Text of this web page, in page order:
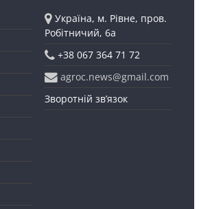
Україна, м. Рівне, пров.
Робітничий, 6а
+38 067 364 71 72
agroc.news@gmail.com
Зворотній зв’язок